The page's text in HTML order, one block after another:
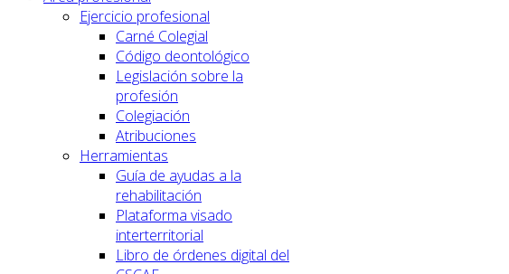
Ejercicio profesional
Carné Colegial
Código deontológico
Legislación sobre la
profesión
Colegiación
Atribuciones
Herramientas
Guía de ayudas a la
rehabilitación
Plataforma visado
interterritorial
Libro de órdenes digital del